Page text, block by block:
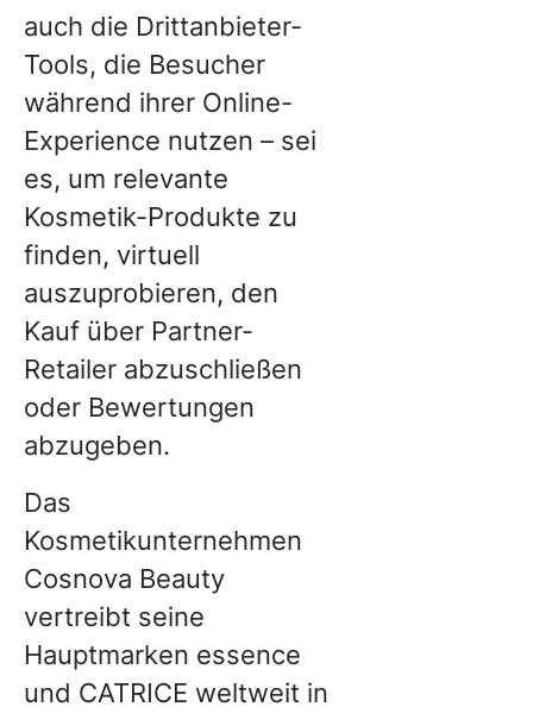
auch die Drittanbieter-
Tools, die Besucher
während ihrer Online-
Experience nutzen – sei
es, um relevante
Kosmetik-Produkte zu
finden, virtuell
auszuprobieren, den
Kauf über Partner-
Retailer abzuschließen
oder Bewertungen
abzugeben.
Das
Kosmetikunternehmen
Cosnova Beauty
vertreibt seine
Hauptmarken essence
und CATRICE weltweit in